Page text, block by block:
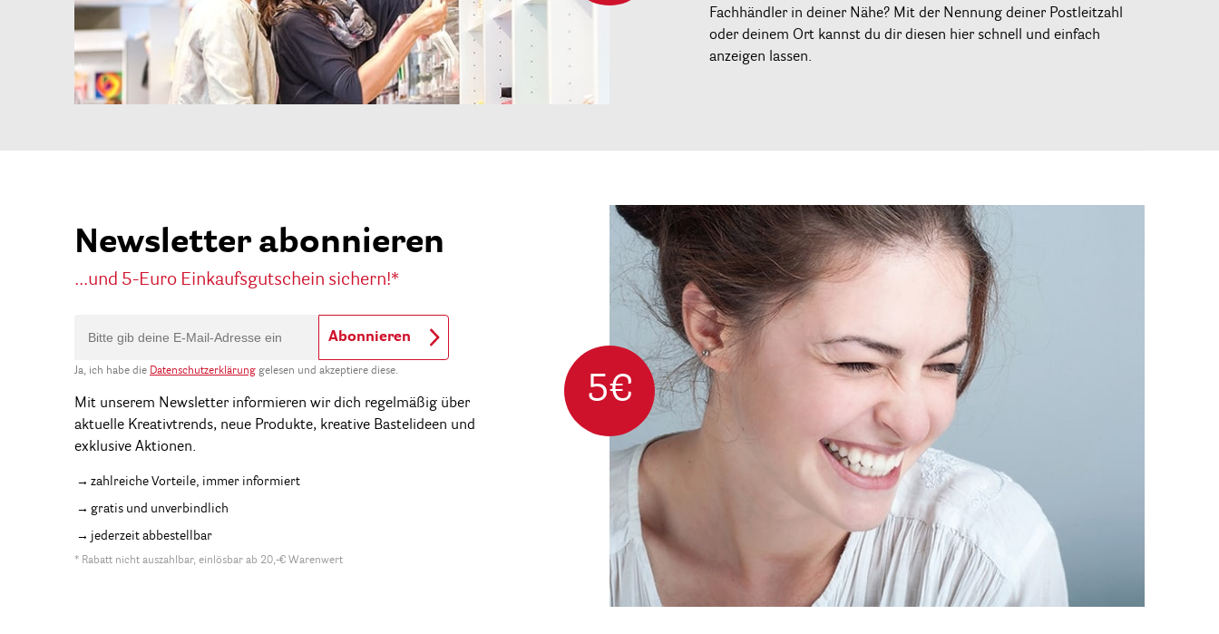
Fachhändler in deiner Nähe? Mit der Nennung deiner Postleitzahl
oder deinem Ort kannst du dir diesen hier schnell und einfach
anzeigen lassen.
5€
Newsletter abonnieren
...und 5-Euro Einkaufsgutschein sichern!*
Abonnieren
Ja, ich habe die Datenschutzerklärung gelesen und akzeptiere diese.
Mit unserem Newsletter informieren wir dich regelmäßig über
aktuelle Kreativtrends, neue Produkte, kreative Bastelideen und
exklusive Aktionen.
zahlreiche Vorteile, immer informiert
gratis und unverbindlich
jederzeit abbestellbar
* Rabatt nicht auszahlbar, einlösbar ab 20,-€ Warenwert